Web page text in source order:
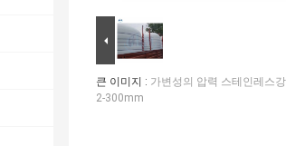
큰 이미지 : 가변성의 압력 스테인레스
2-300mm